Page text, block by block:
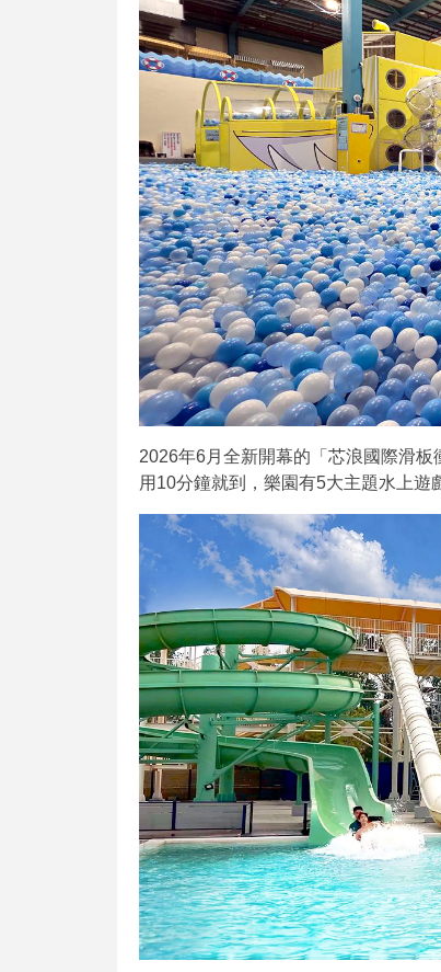
2026年6月全新開幕的「芯浪國際滑
用10分鐘就到，樂園有5大主題水上遊